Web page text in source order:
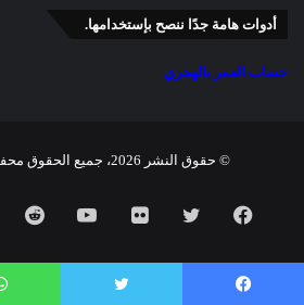
أدوات هامة جدًا ننصح بإستخدامها.
حساب العمر بالهجري
© حقوق النشر 2026، جميع الحقوق محفوظة |
فيسبوك تويتر صور
من
يوتيوب